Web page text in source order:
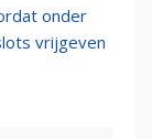
onder
vrijgeven